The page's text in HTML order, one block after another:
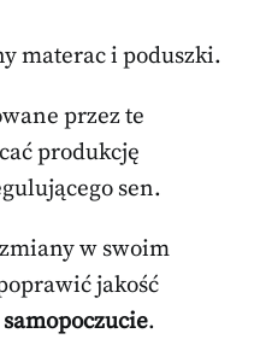
materac i poduszki.
przez te
produkcję
sen.
w swoim
jakość
.